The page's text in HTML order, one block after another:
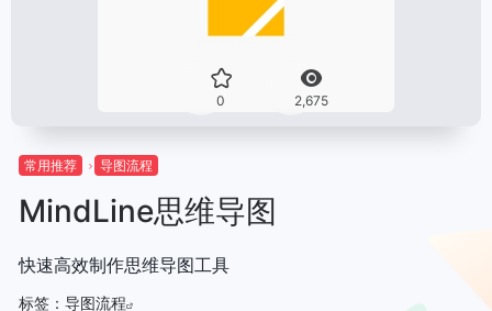
0 2,675
常用推荐 导图流程
MindLine思维导图
快速高效制作思维导图工具
标签： 导图流程